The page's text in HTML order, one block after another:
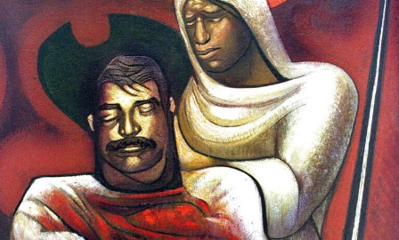
Internacional
Cultura